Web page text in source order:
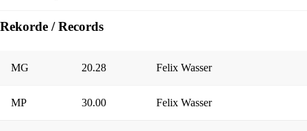
Rekorde / Records
MG 20.28 Felix Wasser
MP 30.00 Felix Wasser